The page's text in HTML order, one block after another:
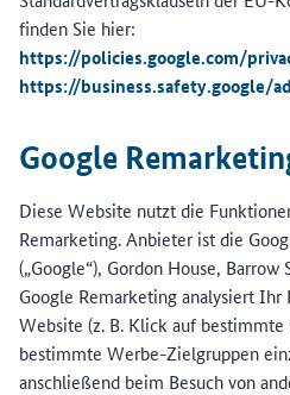
finden Sie hier:
https://policies.google.com/
https://business.safety.google/
Google
Diese Website nutzt die
Remarketing. Anbieter ist die
(„Google“), Gordon House,
Google Remarketing analysiert
Website (z. B. Klick auf
bestimmte Werbe-Zielgruppen
anschließend beim Besuch von